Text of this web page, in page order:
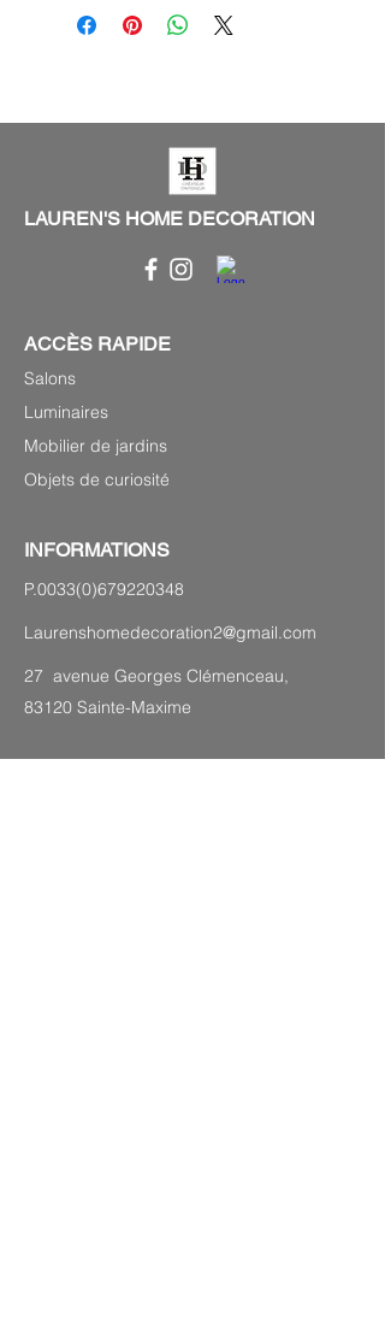
LAUREN'S HOME DECORATION
ACCÈS RAPIDE
Salons
Luminaires
Mobilier de jardins
Objets de curiosité
INFORMATIONS
P.0033(0)679220348
Laurenshomedecoration2@gmail.com
27 avenue Georges Clémenceau,
83120 Sainte-Maxime